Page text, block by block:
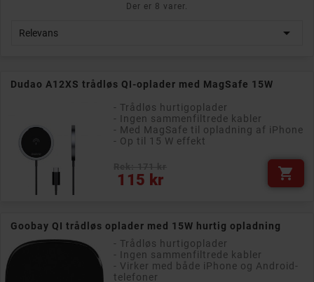
Der er 8 varer.
Relevans 
Dudao A12XS trådløs QI-oplader med MagSafe 15W
- Trådløs hurtigoplader
- Ingen sammenfiltrede kabler
- Med MagSafe til opladning af iPhone
- Op til 15 W effekt
115 kr
Pris 
Goobay QI trådløs oplader med 15W hurtig opladning
- Trådløs hurtigoplader
- Ingen sammenfiltrede kabler
- Virker med både iPhone og Android-
telefoner